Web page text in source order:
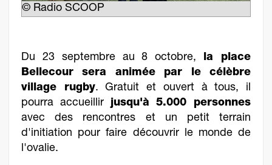
© Radio SCOOP
Du 23 septembre au 8 octobre, la place
Bellecour sera animée par le célèbre
village rugby. Gratuit et ouvert à tous, il
pourra accueillir jusqu'à 5.000 personnes
avec des rencontres et un petit terrain
d'initiation pour faire découvrir le monde de
l'ovalie.